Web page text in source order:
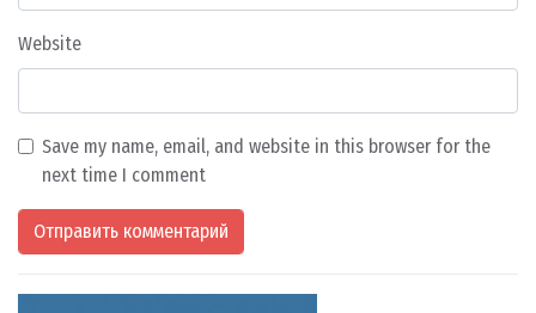
Website
Save my name, email, and website in this browser for the
next time I comment